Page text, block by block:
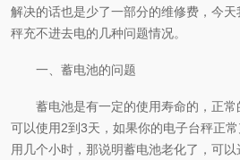
解决的话也是少了一部分的维修费，今
秤充不进去电的几种问题情况。
一、 蓄电池的问题
蓄电池是有一定的使用寿命的，正常
可以使用2到3天 ， 如果你的电子台秤正
用几个小时，那说明蓄电池老化了， 可以